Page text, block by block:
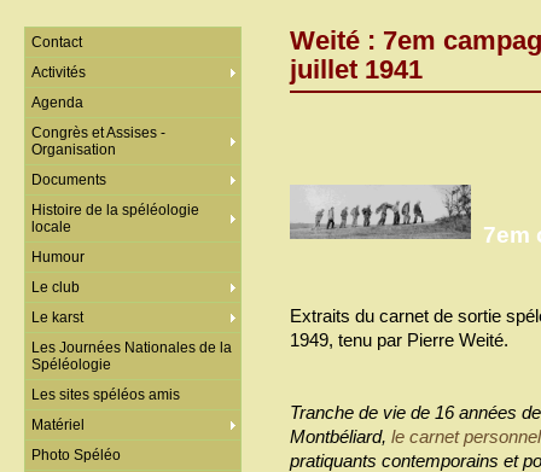
Weité : 7em
juillet 1941
7em
Extraits du carnet de sortie
1949, tenu par Pierre Weité.
Tranche de vie de 16 années
Montbéliard, le carnet personnel
pratiquants contemporains et
Contact
Activités
Agenda
Congrès et Assises -
Organisation
Documents
Histoire de la spéléologie
locale
Humour
Le club
Le karst
Les Journées Nationales de la
Spéléologie
Les sites spéléos amis
Matériel
Photo Spéléo